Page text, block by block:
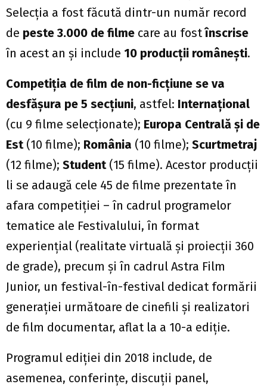
Selecția a fost făcută dintr-un număr record
de peste 3.000 de filme care au fostînscrise
în acest an și include 10 producții românești.
Competiția de film de non-ficțiune se va
desfășura pe 5 secțiuni, astfel: Internațional
(cu 9 filme selecționate); Europa Centrală și de
Est(10 filme); România (10 filme); Scurtmetraj
(12 filme); Student(15 filme). Acestor producții
li se adaugă cele 45 de filme prezentate în
afara competiției – în cadrul programelor
tematice ale Festivalului, în format
experiențial (realitate virtuală și proiecții 360
de grade), precum și în cadrul Astra Film
Junior, un festival-în-festival dedicat formării
generației următoare de cinefili și realizatori
de film documentar, aflat la a 10-a ediție.
Programul ediției din 2018 include, de
asemenea, conferințe, discuții panel,